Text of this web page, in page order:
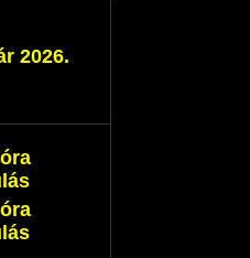
2026.